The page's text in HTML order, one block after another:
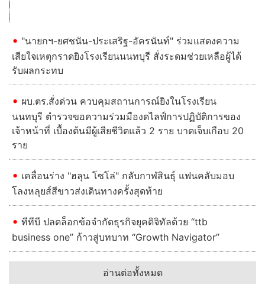
"นายกฯ-ยศชนัน-ประเสริฐ-อัครนันท์" ร่วมแสดงความ
เสียใจเหตุกราดยิงโรงเรียนนนทบุรี สั่งระดมช่วยเหลือผู้ได้
รับผลกระทบ
ผบ.ตร.สั่งด่วน ควบคุมสถานการณ์ยิงในโรงเรียน
นนทบุรี ตำรวจขอความร่วมมืองดไลฟ์การปฏิบัติการของ
เจ้าหน้าที่ เบื้องต้นมีผู้เสียชีวิตแล้ว 2 ราย บาดเจ็บเกือบ 20
ราย
เคลื่อนร่าง "ฮลุน โซโล่" กลับกาฬสินธุ์ แฟนคลับมอบ
โลงหลุยส์สีขาวส่งเดินทางครั้งสุดท้าย
ทีทีบี ปลดล็อกข้อจำกัดธุรกิจยุคดิจิทัลด้วย “ttb
business one” ก้าวสู่บทบาท “Growth Navigator”
อ่านต่อทั้งหมด